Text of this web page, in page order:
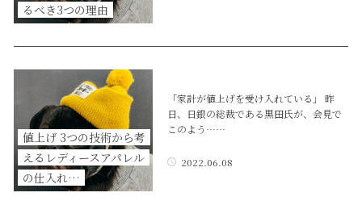
るべき3つの理由
値上げ 3つの技術から考
えるレディースアパレル
の仕入れ…
「家計が値上げを受け入れている」 昨
日、日銀の総裁である黒田氏が、会見で
このよう……
2022.06.08